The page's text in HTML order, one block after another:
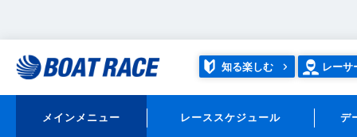
知る楽しむ レーサ
メインメニュー レーススケジュール デ